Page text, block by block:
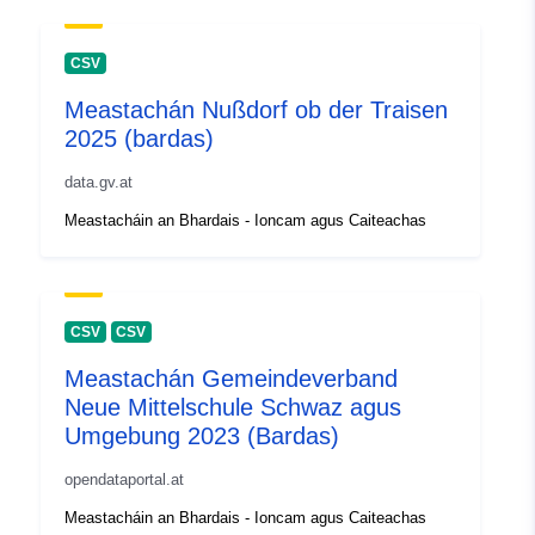
CSV
Meastachán Nußdorf ob der Traisen
2025 (bardas)
data.gv.at
Meastacháin an Bhardais - Ioncam agus Caiteachas
CSV CSV
Meastachán Gemeindeverband
Neue Mittelschule Schwaz agus
Umgebung 2023 (Bardas)
opendataportal.at
Meastacháin an Bhardais - Ioncam agus Caiteachas